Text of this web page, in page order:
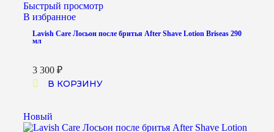
Быстрый просмотр
В избранное
Lavish Care Лосьон после бритья After Shave Lotion Briseas 290
мл
3 300 ₽
В КОРЗИНУ
Новый